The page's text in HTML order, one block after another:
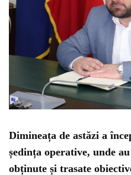
Dimineața de astăzi a
ședința operative, unde
obținute și trasate